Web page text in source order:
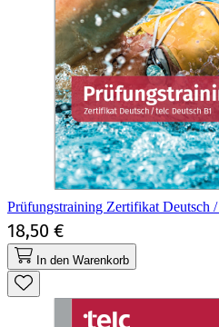
Prüfungstraining Zertifikat Deutsch
18,50 €
In den Warenkorb